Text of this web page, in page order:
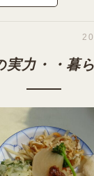
実力・・暮